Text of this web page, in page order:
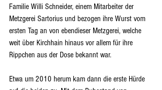
Familie Willi Schneider, einem Mitarbeiter der
Metzgerei Sartorius und bezogen ihre Wurst vom
ersten Tag an von ebendieser Metzgerei, welche
weit über Kirchhain hinaus vor allem für ihre
Rippchen aus der Dose bekannt war.
Etwa um 2010 herum kam dann die erste Hürde